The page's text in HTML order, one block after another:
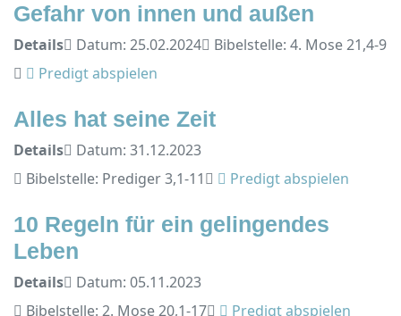
Gefahr von innen und außen
Details Datum: 25.02.2024
Bibelstelle: 4. Mose 21,4-9
Predigt abspielen
Alles hat seine Zeit
Details
Datum: 31.12.2023
Bibelstelle: Prediger 3,1-11
Predigt abspielen
10 Regeln für ein gelingendes
Leben
Details
Datum: 05.11.2023
Bibelstelle: 2. Mose 20,1-17
Predigt abspielen